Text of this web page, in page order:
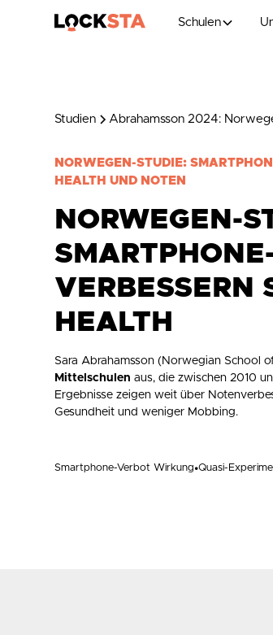
Schulen
Studien Abrahamsson 2024:
NORWEGEN-STUDIE:
HEALTH UND NOTEN
NORWEGEN-
VERBESSERN
HEALTH
Sara Abrahamsson (Norwegian School
Mittelschulen aus, die zwischen 2010
Ergebnisse zeigen weit über
Gesundheit und weniger Mobbing.
Smartphone-Verbot Wirkung•Quasi-